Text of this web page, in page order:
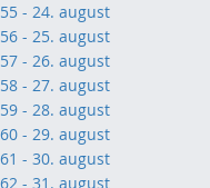
55 - 24. august
56 - 25. august
57 - 26. august
58 - 27. august
59 - 28. august
60 - 29. august
61 - 30. august
62 - 31. august